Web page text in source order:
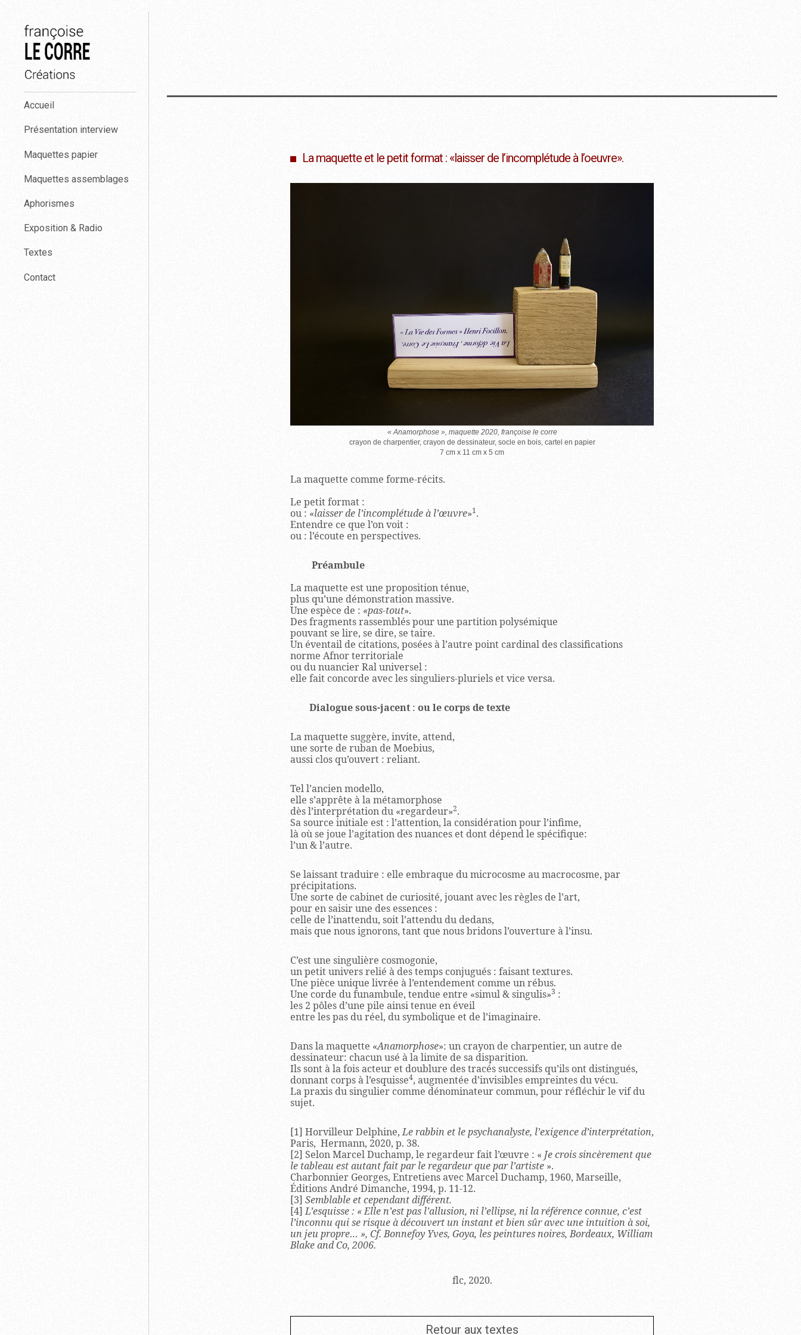
contenu
Françoise
Le
créations.
Accueil
Présentation interview
Maquettes papier
Maquettes assemblages
Aphorismes
Exposition & Radio
Textes
Contact
La maquette et le petit format : «laisser de l’incomplétude à l’oeuvre».
« Anamorphose », maquette 2020, françoise le corre
crayon de charpentier, crayon de dessinateur, socle en bois, cartel en papier
7 cm x 11 cm x 5 cm
La maquette comme forme-récits.
Le petit format :
ou : «laisser de l’incomplétude à l’œuvre»1.
Entendre ce que l’on voit :
ou : l’écoute en perspectives.
Préambule
La maquette est une proposition ténue,
plus qu’une démonstration massive.
Une espèce de : «pas-tout».
Des fragments rassemblés pour une partition polysémique
pouvant se lire, se dire, se taire.
Un éventail de citations, posées à l’autre point cardinal des classifications
norme Afnor territoriale
ou du nuancier Ral universel :
elle fait concorde avec les singuliers-pluriels et vice versa.
Dialogue sous-jacent : ou le corps de texte
La maquette suggère, invite, attend,
une sorte de ruban de Moebius,
aussi clos qu’ouvert : reliant.
Tel l’ancien modello,
elle s’apprête à la métamorphose
dès l’interprétation du «regardeur»2.
Sa source initiale est : l’attention, la considération pour l’infime,
là où se joue l’agitation des nuances et dont dépend le spécifique:
l’un & l’autre.
Se laissant traduire : elle embraque du microcosme au macrocosme, par
précipitations.
Une sorte de cabinet de curiosité, jouant avec les règles de l’art,
pour en saisir une des essences :
celle de l’inattendu, soit l’attendu du dedans,
mais que nous ignorons, tant que nous bridons l’ouverture à l’insu.
C’est une singulière cosmogonie,
un petit univers relié à des temps conjugués : faisant textures.
Une pièce unique livrée à l’entendement comme un rébus.
Une corde du funambule, tendue entre «simul & singulis»3 :
les 2 pôles d’une pile ainsi tenue en éveil
entre les pas du réel, du symbolique et de l’imaginaire.
Dans la maquette «Anamorphose»: un crayon de charpentier, un autre de
dessinateur: chacun usé à la limite de sa disparition.
Ils sont à la fois acteur et doublure des tracés successifs qu’ils ont distingués,
donnant corps à l’esquisse4, augmentée d’invisibles empreintes du vécu.
La praxis du singulier comme dénominateur commun, pour réfléchir le vif du
sujet.
[1] Horvilleur Delphine,Le rabbin et le psychanalyste, l’exigence d’interprétation,
Paris, Hermann, 2020, p. 38.
[2] Selon Marcel Duchamp, le regardeur fait l’œuvre : « Je crois sincèrement que
le tableau est autant fait par le regardeur que par l’artiste ».
Charbonnier Georges, Entretiens avec Marcel Duchamp, 1960, Marseille,
Éditions André Dimanche, 1994, p. 11-12.
[3] Semblable et cependant différent.
[4]L’esquisse : «Elle n’est pas l’allusion, ni l’ellipse, ni la référence connue, c’est
l’inconnu qui se risque à découvert un instant et bien sûr avec une intuition à soi,
un jeu propre… », Cf.Bonnefoy Yves, Goya, les peintures noires, Bordeaux, William
Blake and Co, 2006.
flc, 2020.
Retour aux textes